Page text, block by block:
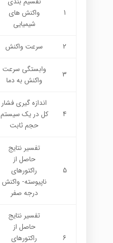
1
واكنش هاي
شيميايي
2 سرعت واكنش
3
وابستگي سرعت
واكنش به دما
4
اندازه گيري فشار
كل در يك سيستم
حجم ثابت
5
تفسير نتايج
حاصل از
راكتورهاي
ناپيوسته- واكنش
درجه صفر
6
تفسير نتايج
حاصل از
راكتورهاي